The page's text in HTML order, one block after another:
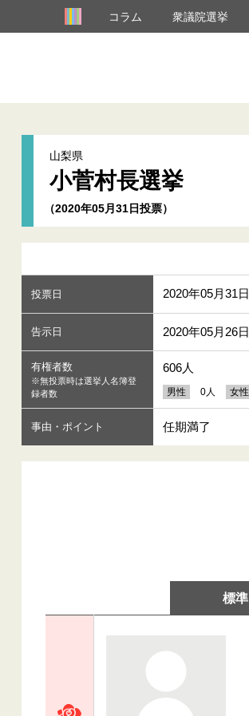
コラム 衆議院選挙
山梨県
小菅村長選挙
（2020年05月31日投票）
投票日 2020年05月31日
告示日 2020年05月26日
有権者数
※無投票時は選挙人名簿登
録者数
606人
男性 0人 女性
事由・ポイント 任期満了
標準